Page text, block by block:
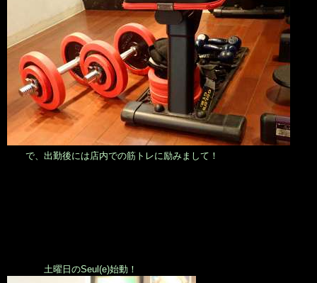
で、出勤後には店内での筋トレに励みまして！
土曜日のSeul(e)始動！